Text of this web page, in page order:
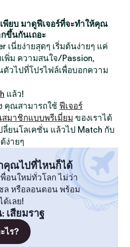
พียบ มาดูฟีเจอร์ที่จะทำให้คุณ
ขึ้นกันเถอะ
เนี่ยง่ายสุดๆ เริ่มต้นง่ายๆ แค่
พิ่ม ความสนใจ/Passion,
วไปที่โปรไฟล์เพื่อบอกความ
แล้ว!
คุณสามารถใช้ ฟีเจอร์
มาชิกแบบพรีเมี่ยม ของเราได้
ลี่ยนโลเคชั่น แล้วไป Match กับ
ง่ายๆ
คุณไปที่ไหนก็ได้
อนใหม่ทั่วโลก ไม่ว่า
ล หรือลอนดอน พร้อม
ด้เลย!
: เสียมราฐ
ไร?